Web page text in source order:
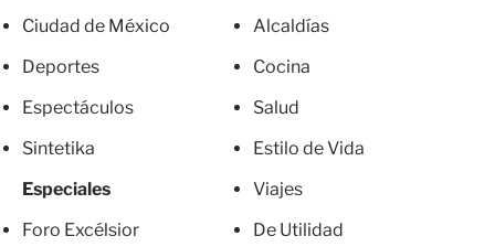
Ciudad de México
Deportes
Espectáculos
Sintetika
Especiales
Foro Excélsior
Alcaldías
Cocina
Salud
Estilo de Vida
Viajes
De Utilidad